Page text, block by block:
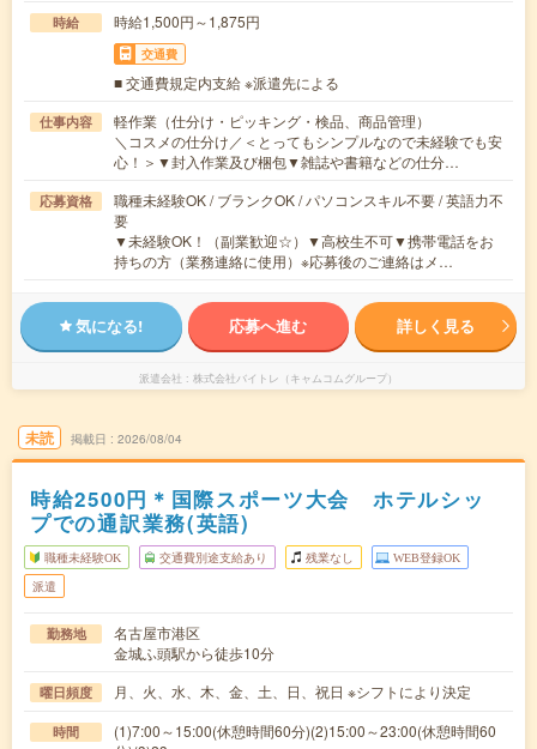
時給 時給1,500円～1,875円
交通費
■ 交通費規定内支給 ※派遣先による
仕事内容
軽作業（仕分け・ピッキング・検品、商品管理）
＼コスメの仕分け／＜とってもシンプルなので未経験でも安
心！＞▼封入作業及び梱包▼雑誌や書籍などの仕分…
応募資格
職種未経験OK / ブランクOK / パソコンスキル不要 / 英語力不
要
▼未経験OK！（副業歓迎☆）▼高校生不可▼携帯電話をお
持ちの方（業務連絡に使用）※応募後のご連絡はメ…
気になる! 応募へ進む 詳しく見る
派遣会社 株式会社バイトレ（キャムコムグループ）
未読 掲載日 2026/08/04
時給2500円＊国際スポーツ大会 ホテルシッ
プでの通訳業務(英語)
職種未経験OK 交通費別途支給あり 残業なし WEB登録OK
派遣
勤務地
名古屋市港区
金城ふ頭駅から徒歩10分
曜日頻度 月、火、水、木、金、土、日、祝日 ※シフトにより決定
時間
(1)7:00～15:00(休憩時間60分)(2)15:00～23:00(休憩時間60